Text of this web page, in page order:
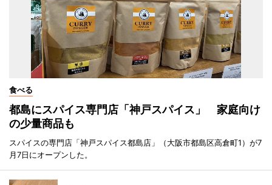
食べる
都島にスパイス専門店「神戸スパイス」 家庭向け
の少量商品も
スパイスの専門店「神戸スパイス都島店」（大阪市都島区高倉町1）が7
月7日にオープンした。